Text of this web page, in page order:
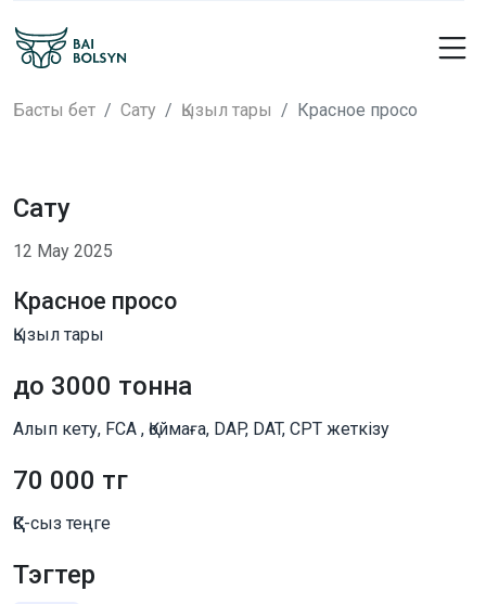
Басты бет Сату Қызыл тары Красное просо
Сату
12 Мау 2025
Красное просо
Қызыл тары
до 3000 тонна
Алып кету, FCA , Қоймаға, DAP, DAT, CPT жеткізу
70 000 тг
ҚҚС-сыз теңге
Тэгтер